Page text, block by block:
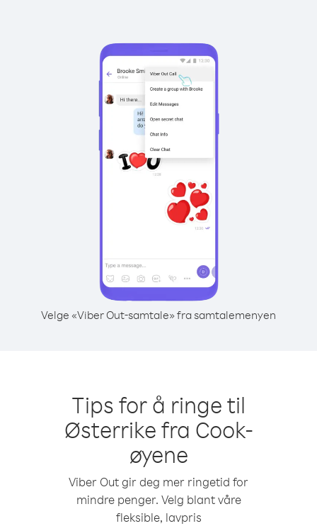
Velge «Viber Out-samtale» fra samtalemenyen
Tips for å ringe til
Østerrike fra Cook-
øyene
Viber Out gir deg mer ringetid for
mindre penger. Velg blant våre
fleksible, lavpris